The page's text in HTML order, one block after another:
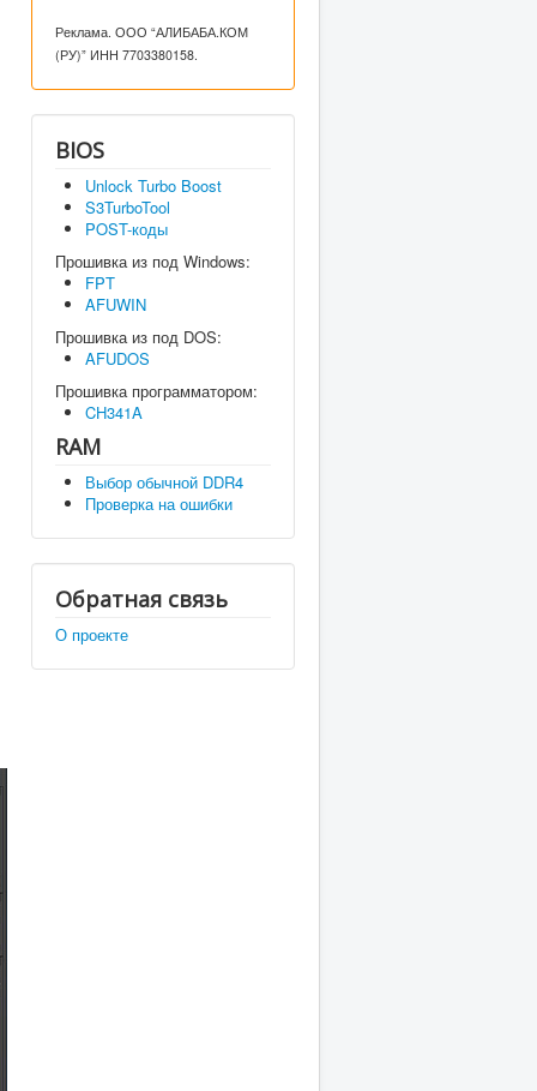
Реклама. ООО “АЛИБАБА.КОМ
(РУ)” ИНН 7703380158.
BIOS
Unlock Turbo Boost
S3TurboTool
POST-коды
Прошивка из под Windows:
FPT
AFUWIN
Прошивка из под DOS:
AFUDOS
Прошивка программатором:
CH341A
RAM
Выбор обычной DDR4
Проверка на ошибки
Обратная связь
О проекте